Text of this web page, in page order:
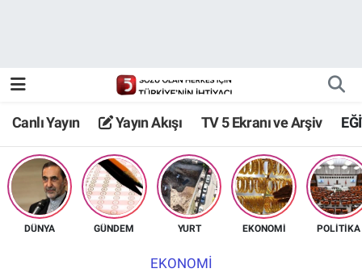
Canlı Yayın Yayın Akışı TV 5 Ekranı ve Arşiv
DÜNYA GÜNDEM YURT EKONOMİ POLİTİKA
EKONOMİ
TV 5 Ekranı ve Arşiv